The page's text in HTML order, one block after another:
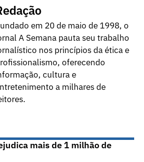
em 20 de maio de 1998, o
A Semana pauta seu trabalho
nos princípios da ética e
oferecendo
cultura e
a milhares de
mais de 1 milhão de